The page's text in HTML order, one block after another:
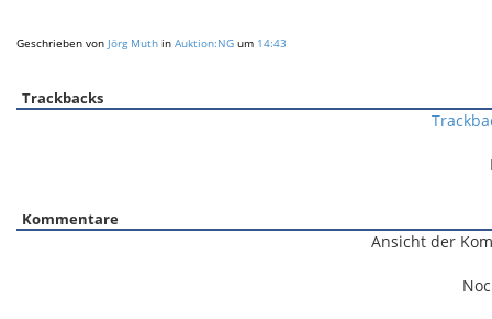
Geschrieben von Jörg Muth in Auktion:NG um 14:43
Trackbacks
Kommentare
Ansicht der